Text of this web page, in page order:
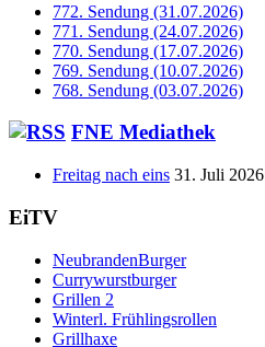
772. Sendung (31.07.2026)
771. Sendung (24.07.2026)
770. Sendung (17.07.2026)
769. Sendung (10.07.2026)
768. Sendung (03.07.2026)
FNE Mediathek
Freitag nach eins 31. Juli 2026
EiTV
NeubrandenBurger
Currywurstburger
Grillen 2
Winterl. Frühlingsrollen
Grillhaxe